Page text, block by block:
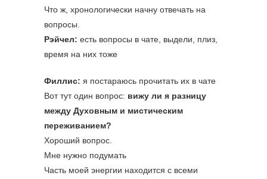
Что ж, хронологически начну отвечать на
вопросы.
Рэйчел: есть вопросы в чате, выдели, плиз,
время на них тоже
Филлис: я постараюсь прочитать их в чате
Вот тут один вопрос: вижу ли я разницу
между Духовным и мистическим
переживанием?
Хороший вопрос.
Мне нужно подумать
Часть моей энергии находится с всеми